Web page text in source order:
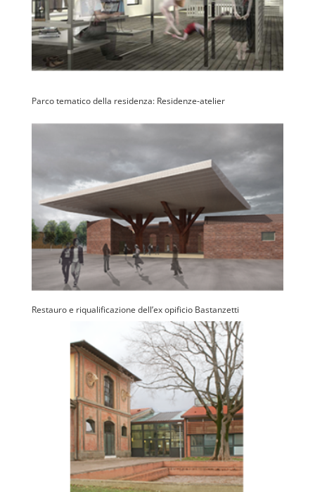
Parco tematico della residenza: Residenze-atelier
Restauro e riqualificazione dell’ex opificio Bastanzetti